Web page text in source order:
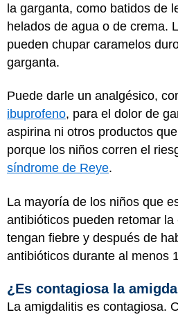
la garganta, como batidos de
helados de agua o de crema.
pueden chupar caramelos
garganta.
Puede darle un analgésico,
ibuprofeno, para el dolor de
aspirina ni otros productos
porque los niños corren el
síndrome de Reye.
La mayoría de los niños que
antibióticos pueden retomar
tengan fiebre y después de
antibióticos durante al menos
¿Es contagiosa la
La amigdalitis es contagiosa.